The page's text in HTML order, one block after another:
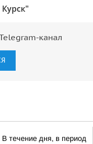
канал
течение дня, в период